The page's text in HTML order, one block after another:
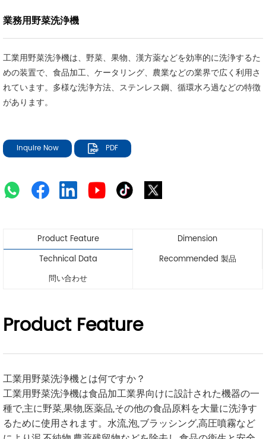
業務用野菜洗浄機
工業用野菜洗浄機は、野菜、果物、漢方薬などを効率的に洗浄するた
めの装置で、食品加工、ケータリング、農業などの業界で広く利用さ
れています。多様な洗浄方法、ステンレス鋼、循環水ろ過などの特徴
があります。
Inquire Now PDF
Product Feature
Dimension
Technical Data
Recommended 製品
問い合わせ
Product Feature
工業用野菜洗浄機とは何ですか？
工業用野菜洗浄機は食品加工業界向けに設計された機器の一
種で,主に野菜,果物,医薬品,その他の食品原料を大量に洗浄す
るために使用されます。水流,泡,ブラッシング,高圧噴霧など